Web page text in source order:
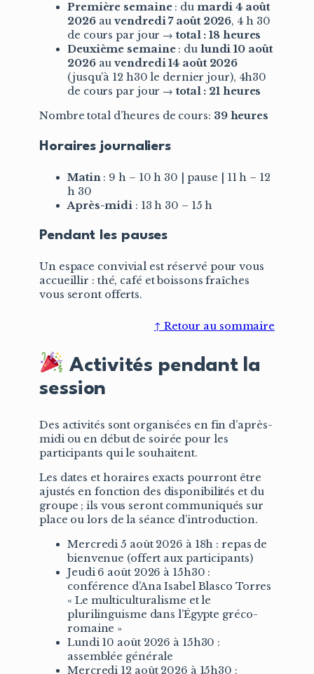
Première semaine: du mardi 4 août
2026 auvendredi 7 août 2026, 4 h 30
de cours par jour → total : 18 heures
Deuxième semaine: du lundi 10 août
2026auvendredi 14 août 2026
(jusqu’à 12 h30 le dernier jour), 4h30
de cours par jour → total : 21 heures
Nombre total d’heures de cours: 39 heures
Horaires journaliers
Matin : 9 h – 10 h 30 | pause | 11 h – 12
h 30
Après-midi : 13 h 30 – 15 h
Pendant les pauses
Un espace convivial est réservé pour vous
accueillir : thé, café et boissons fraîches
vous seront offerts.
↑ Retour au sommaire
Activités pendant la
session
Des activités sont organisées en fin d’après-
midi ou en début de soirée pour les
participants qui le souhaitent.
Les dates et horaires exacts pourront être
ajustés en fonction des disponibilités et du
groupe ; ils vous seront communiqués sur
place ou lors de la séance d’introduction.
Mercredi 5 août 2026 à 18h : repas de
bienvenue (offert aux participants)
Jeudi 6 août 2026 à 15h30 :
conférence d’Ana Isabel Blasco Torres
« Le multiculturalisme et le
plurilinguisme dans l’Égypte gréco-
romaine »
Lundi 10 août 2026 à 15h30 :
assemblée générale
Mercredi 12 août 2026 à 15h30 :